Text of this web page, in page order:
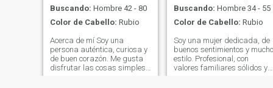
Buscando: Hombre 42 - 80
Color de Cabello: Rubio
Acerca de mí Soy una
persona auténtica, curiosa y
de buen corazón. Me gusta
disfrutar las cosas simples:
Buscando: Hombre 34 - 55
Color de Cabello: Rubio
Soy una mujer dedicada, de
buenos sentimientos y mucho
estilo. Profesional, con
valores familiares sólidos y